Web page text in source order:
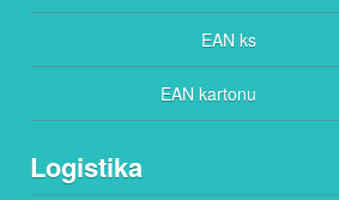
EAN ks
EAN kartonu
Logistika